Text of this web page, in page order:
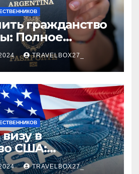
гражданство
Полное
TRAVELBOX27_
в
США:
руководство
TRAVELBOX27_